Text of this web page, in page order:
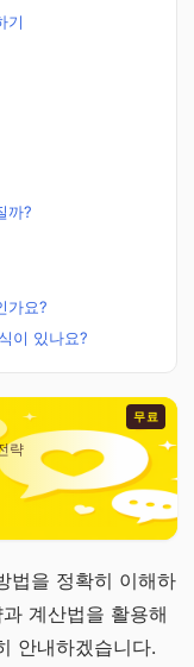
기
까?
가요?
이 있나요?
무료
략
법을 정확히 이해하
계산법을 활용해
안내하겠습니다.